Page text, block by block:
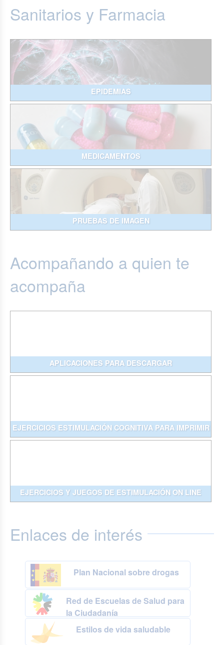
Sanitarios y Farmacia
EPIDEMIAS
MEDICAMENTOS
PRUEBAS DE IMAGEN
Acompañando a quien te
acompaña
APLICACIONES PARA DESCARGAR
EJERCICIOS ESTIMULACIÓN COGNITIVA PARA IMPRIMIR
EJERCICIOS Y JUEGOS DE ESTIMULACIÓN ON LINE
Enlaces de interés
Plan Nacional sobre drogas
Red de Escuelas de Salud para
la Ciudadanía
Estilos de vida saludable